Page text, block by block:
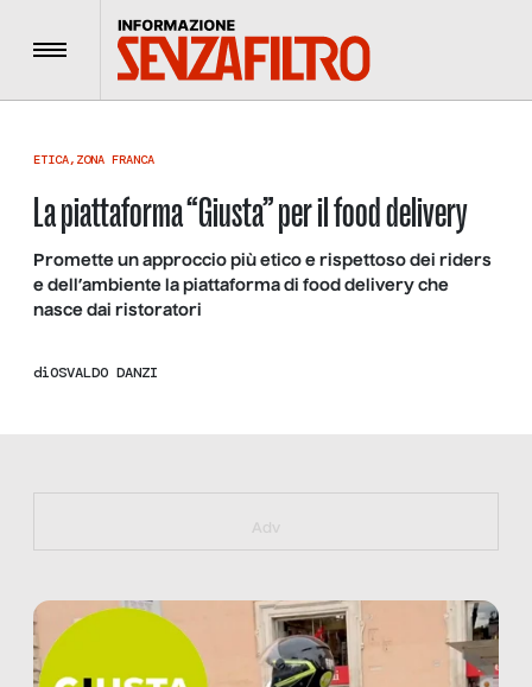
Menu
ETICA, ZONA FRANCA
La piattaforma “Giusta” per il food delivery
Promette un approccio più etico e rispettoso dei riders
e dell’ambiente la piattaforma di food delivery che
nasce dai ristoratori
diOSVALDO DANZI
https://bit.ly/muster_aggiornamento
Adv